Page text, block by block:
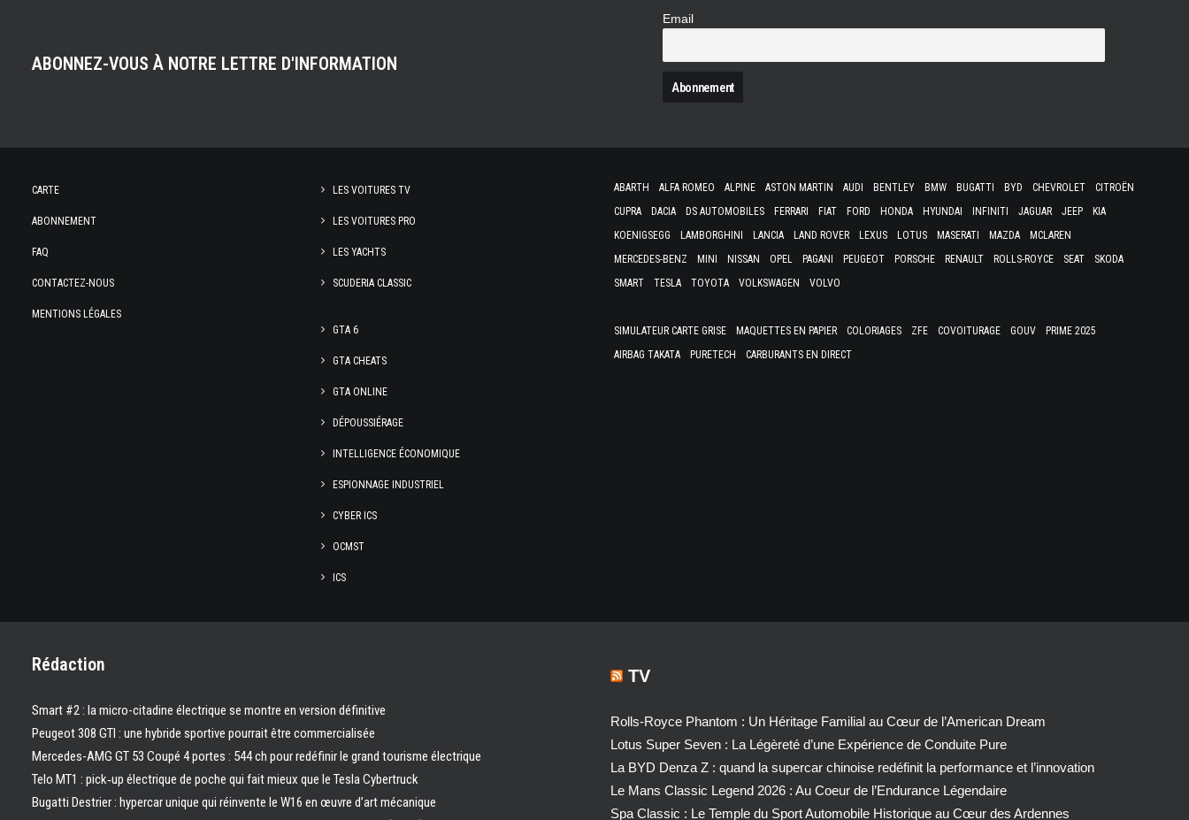
ABONNEZ-VOUS À NOTRE LETTRE D'INFORMATION
Email
CARTE
ABONNEMENT
FAQ
CONTACTEZ-NOUS
MENTIONS LÉGALES
LES VOITURES TV
LES VOITURES PRO
LES YACHTS
SCUDERIA CLASSIC
GTA 6
GTA CHEATS
GTA ONLINE
DÉPOUSSIÉRAGE
INTELLIGENCE ÉCONOMIQUE
ESPIONNAGE INDUSTRIEL
CYBER ICS
OCMST
ICS
ABARTH ALFA ROMEO ALPINE ASTON MARTIN AUDI BENTLEY BMW BUGATTI BYD CHEVROLET
CITROËN
CUPRA
DACIA DS AUTOMOBILES FERRARI FIAT FORD HONDA HYUNDAI INFINITI JAGUAR JEEP
KIA
KOENIGSEGG
LAMBORGHINI LANCIA LAND ROVER LEXUS LOTUS MASERATI MAZDA
MCLAREN
MERCEDES-BENZ
MINI NISSAN OPEL PAGANI PEUGEOT PORSCHE RENAULT ROLLS-ROYCE SEAT
SKODA
SMART
TESLA TOYOTA VOLKSWAGEN VOLVO
SIMULATEUR CARTE GRISE MAQUETTES EN PAPIER COLORIAGES ZFE COVOITURAGE GOUV
PRIME 2025
AIRBAG TAKATA
PURETECH CARBURANTS EN DIRECT
Rédaction
Smart #2 : la micro-citadine électrique se montre en version définitive
Peugeot 308 GTI : une hybride sportive pourrait être commercialisée
Mercedes-AMG GT 53 Coupé 4 portes : 544 ch pour redéfinir le grand tourisme électrique
Telo MT1 : pick‑up électrique de poche qui fait mieux que le Tesla Cybertruck
Bugatti Destrier : hypercar unique qui réinvente le W16 en œuvre d’art mécanique
TV
Rolls-Royce Phantom : Un Héritage Familial au Cœur de l’American Dream
Lotus Super Seven : La Légèreté d’une Expérience de Conduite Pure
La BYD Denza Z : quand la supercar chinoise redéfinit la performance et l’innovation
Le Mans Classic Legend 2026 : Au Coeur de l’Endurance Légendaire
Spa Classic : Le Temple du Sport Automobile Historique au Cœur des Ardennes